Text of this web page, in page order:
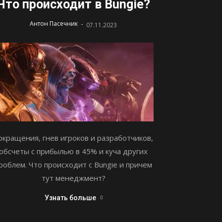
происходит в Bungie?
Антон Пасечник - 07.11.2023
гнев игроков и разработчиков,
с прибылью в 45% и куча других
Что происходит с Bungie и причем
тут менеджмент?
Узнать больше